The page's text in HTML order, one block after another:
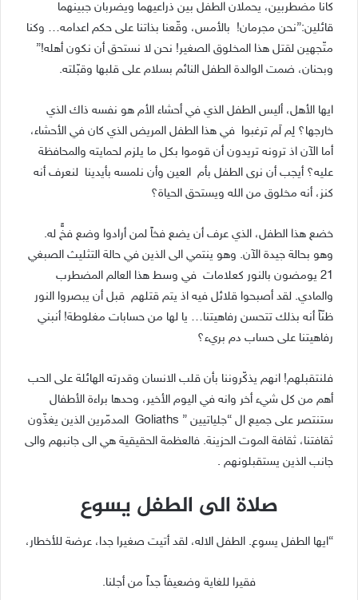
كانا مضطربين، يحملان الطفل بين ذراعيهما ويضربان جبينهما
قائلين:”نحن مجرمان! بالأمس، وقّعنا بذاتنا على حكم اعدامه… وكنا
متّجهين لقتل هذا المخلوق الصغير! نحن لا نستحق أن نكون أهله!”
وبحنان، ضمت الوالدة الطفل النائم بسلام على قلبها وقبّلته.
ايها الأهل، أليس الطفل الذي في أحشاء الأم هو نفسه ذاك الذي
خارجها؟ لِم لَم ترغبوا في هذا الطفل المريض الذي كان في الأحشاء،
أما الآن اذ ترونه تريدون أن قوموا بكل ما يلزم لحمايته والمحافظة
عليه؟ أيجب أن نرى الطفل بأم العين وأن نلمسه بأيدينا لنعرف أنه
كنز، أنه مخلوق من الله ويستحق الحياة؟
خضع هذا الطفل، الذي عرف أن يضع فخاً لمن أرادوا وضع فخٍّ له.
وهو بحالة جيدة الآن. وهو ينتمي الى الذين في حالة التثليث الصبغي
21 يومضون بالنور كعلامات في وسط هذا العالم المضطرب
والمادي. لقد أصبحوا قلائل فيه اذ يتم قتلهم قبل أن يبصروا النور
ظنّاً أنه بذلك تتحسن رفاهيتنا… يا لها من حسابات مغلوطة! أنبني
رفاهيتنا على حساب دم بريء؟
فلنتقبلهم! انهم يذكّروننا بأن قلب الانسان وقدرته الهائلة على الحب
أهم من كل شيء أخر وانه في اليوم الأخير، وحدها براءة الأطفال
ستنتصر على جميع ال “جلياتيين ” Goliaths المدمّرين الذين يغذّون
ثقافتنا، ثقافة الموت الحزينة. فالعظمة الحقيقية هي الى جانبهم والى
جانب الذين يستقبلونهم .
صلاة الى الطفل يسوع
“ايها الطفل يسوع. الطفل الاله، لقد أتيت صغيرا جدا، عرضة للأخطار،
فقيرا للغاية وضعيفاً جداً من أجلنا.